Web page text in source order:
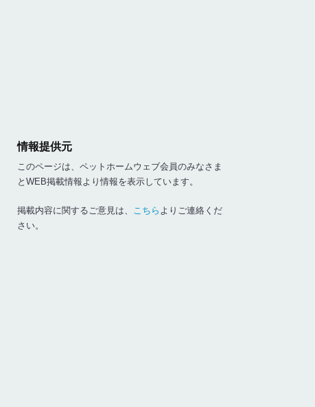
情報提供元
このページは、ペットホームウェブ会員のみなさま
とWEB掲載情報より情報を表示しています。
掲載内容に関するご意見は、 こちら よりご連絡くだ
さい。